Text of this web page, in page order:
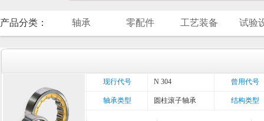
产品分类： 轴承 零配件 工艺装备 试验
现行代号 N 304 曾用代号
轴承类型 圆柱滚子轴承 结构类型